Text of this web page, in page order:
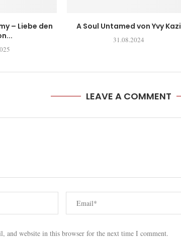
– Liebe den
A Soul Untamed von Yvy Kazi
31.08.2024
LEAVE A COMMENT
and website in this browser for the next time I comment.